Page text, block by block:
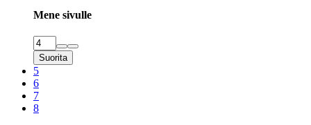
Mene sivulle
Suorita
5
6
7
8